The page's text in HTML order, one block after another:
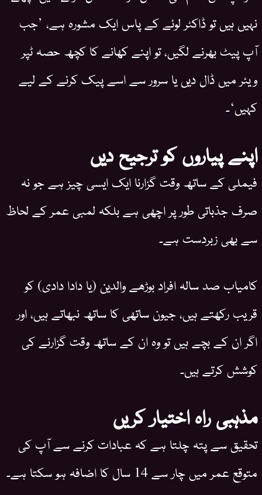
نہیں ہیں تو ڈاکٹر لوئے کے پاس ایک مشورہ ہے، ’جب
آپ پیٹ بھرنے لگیں، تو اپنے کھانے کا کچھ حصہ ٹپر
ویئر میں ڈال دیں یا سرور سے اسے پیک کرنے کے لیے
کہیں‘۔
اپنے پیاروں کو ترجیح دیں
فیملی کے ساتھ وقت گزارنا ایک ایسی چیز ہے جو نہ
صرف جذباتی طور پر اچھی ہے بلکہ لمبی عمر کے لحاظ
سے بھی زبردست ہے۔
کامیاب صد سالہ افراد بوڑھے والدین (یا دادا دادی) کو
قریب رکھتے ہیں، جیون ساتھی کا ساتھ نبھاتے ہیں، اور
اگر ان کے بچے ہیں تو وہ ان کے ساتھ وقت گزارنے کی
کوشش کرتے ہیں۔
مذہبی راہ اختیار کریں
تحقیق سے پتہ چلتا ہے کہ عبادات کرنے سے آپ کی
متوقع عمر میں چار سے 14 سال کا اضافہ ہو سکتا ہے۔